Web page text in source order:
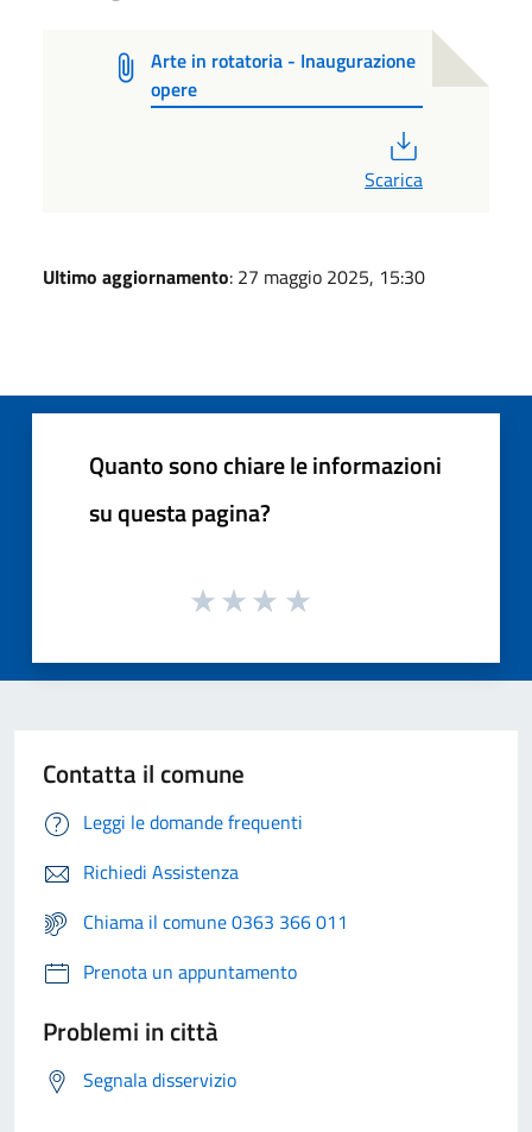
Arte in rotatoria - Inaugurazione
opere
Scarica
Ultimo aggiornamento: 27 maggio 2025, 15:30
Quanto sono chiare le informazioni
su questa pagina?
Contatta il comune
Leggi le domande frequenti
Richiedi Assistenza
Chiama il comune 0363 366 011
Prenota un appuntamento
Problemi in città
Segnala disservizio